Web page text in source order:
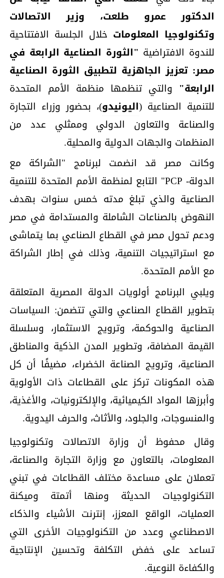
الدكتور عمرو طلعت، وزير الاتصالات
وتكنولوجيا المعلومات خلال الجلسة الافتتاحية
للندوة الافتراضية "الثورة الصناعية الرابعة في
مصر: تعزيز الجاهزية لتطبيق الثورة الصناعية
الرابعة" والتي تنظمها منظمة الأمم المتحدة
للتنمية الصناعية (اليونيدو)، بحضور وزراء التجارة
والصناعة والتعاون الدولي وممثلي عدد من
المنظمات والجهات الدولية والمحلية.
وكانت مصر قد انضمت لبرنامج "الشراكة مع
الدولة- PCP" التابع لمنظمة الأمم المتحدة للتنمية
الصناعية والذي تبلغ مدته خمس سنوات بهدف
النهوض بالصناعات الشاملة والمستدامة في مصر
ودعم تحول مصر في القطاع الصناعي بما يتماشى
مع استراتيجيات التنمية، وذلك في إطار الشراكة
مع الأمم المتحدة.
ويلبي البرنامج أولويات الدولة المصرية المتعلقة
بتطوير القطاع الصناعي والتي تتضمن: السياسات
الصناعية والحوكمة، وترويج الاستثمار، وسلسلة
القيمة المضافة، وتطوير المدن الذكية والمناطق
الصناعية، وترويج الصناعة الخضراء، مضيفًا أن كل
هذه المكونات تركز على القطاعات ذات الأولوية
وأبرزها المواد الكيميائية، والإلكترونيات، والأغذية،
والمنسوجات، والجلود، والأثاث، والحرف اليدوية.
وقال محفوظ أن وزارة الاتصالات وتكنولوجيا
المعلومات، بالتعاون مع وزارة التجارة والصناعة،
تعملان على مساعدة مختلف القطاعات في تبني
التكنولوجيات الحديثة ومنها أتمتة وميكنة
العمليات، الواقع المعزز، إنترنت الأشياء والذكاء
الاصطناعي وعدد من التكنولوجيات الأخرى التي
تساعد على خفض التكلفة وتحسين الإنتاجية
والكفاءة النوعية.